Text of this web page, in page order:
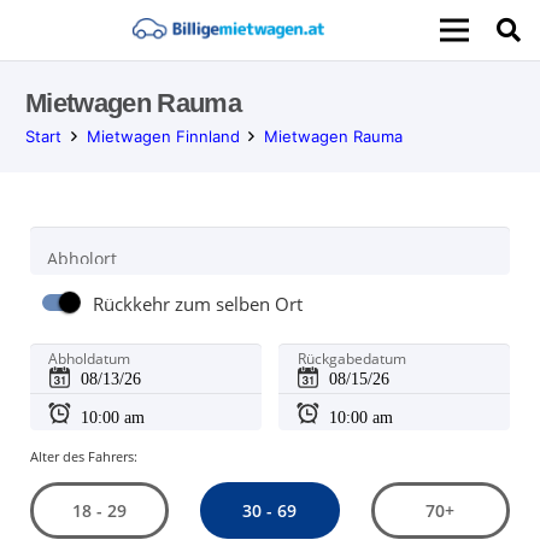
Mietwagen Rauma
Start Mietwagen Finnland Mietwagen Rauma
Abholort
Rückkehr zum selben Ort
Abholdatum Rückgabedatum
Alter des Fahrers:
18 - 29 30 - 69 70+